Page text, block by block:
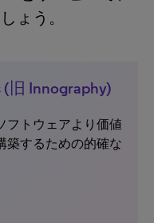
ょう。
旧 Innography)
フトウェアより価値
築するための的確な